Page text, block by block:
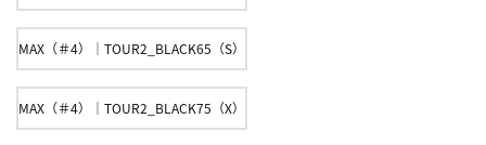
MAX（＃4）｜TOUR2_BLACK65（S）
MAX（＃4）｜TOUR2_BLACK75（X）